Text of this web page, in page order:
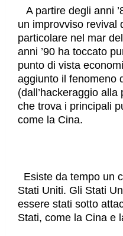
A partire degli anni
un improvviso revival
particolare nel mar
anni ’90 ha toccato
punto di vista
aggiunto il fenomeno
(dall’hackeraggio
che trova i principali
come la Cina.
Esiste da tempo un
Stati Uniti. Gli Stati
essere stati sotto
Stati, come la Cina e